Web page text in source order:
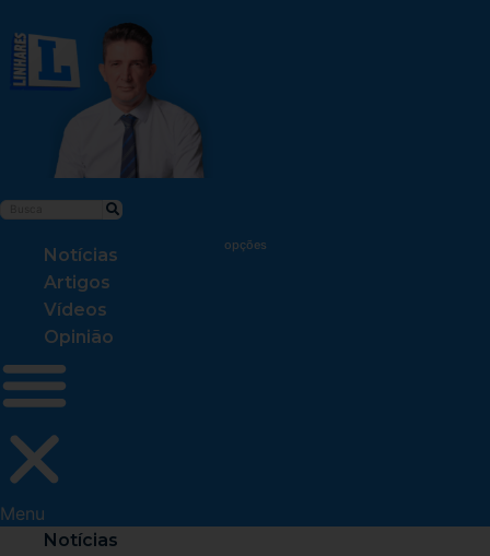
Notícias
Artigos
Vídeos
Opinião
Menu
Notícias